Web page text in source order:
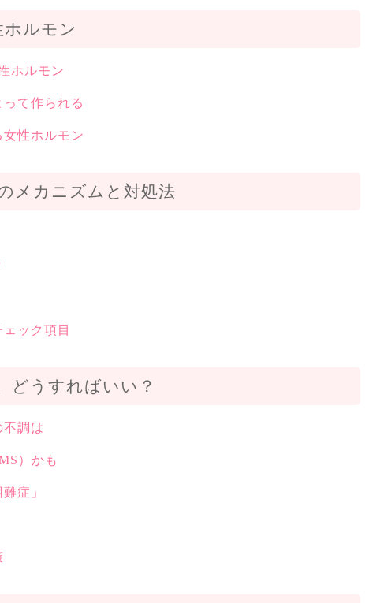
ルモン
ホルモン
て作られる
性ホルモン
メカニズムと対処法
ック項目
どうすればいい？
調は
）かも
症」